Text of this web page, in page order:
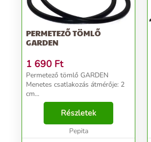
PERMETEZŐ TÖMLŐ
GARDEN
1 690 Ft
Permetező tömlő GARDEN
Menetes csatlakozás átmérője: 2
cm...
Részletek
Pepita